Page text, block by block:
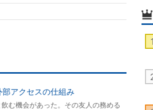
アクセスの仕組み
む機会があった。その友人の務める